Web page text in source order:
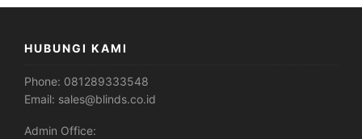
HUBUNGI KAMI
Phone: 081289333548
Email: sales@blinds.co.id
Admin Office: